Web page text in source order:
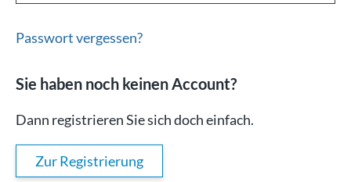
Passwort vergessen?
Sie haben noch keinen Account?
Dann registrieren Sie sich doch einfach.
Zur Registrierung